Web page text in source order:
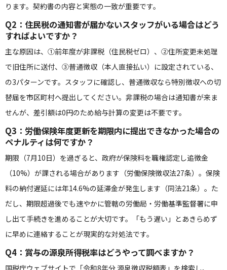
ります。契約書の内容と実態の一致が重要です。
Q2：住民税の通知書が届かないスタッフがいる場合はどう
すればよいですか？
主な原因は、①前年度が非課税（住民税ゼロ）、②住所変更未処理
で旧住所に送付、③普通徴収（本人直接払い）に設定されている、
の3パターンです。スタッフに確認し、普通徴収なら特別徴収への切
替届を市区町村へ提出してください。非課税の場合は通知書が来ま
せんが、差引額は0円のため給与計算の変更は不要です。
Q3：労働保険年度更新を期限内に提出できなかった場合の
ペナルティは何ですか？
期限（7月10日）を過ぎると、政府が保険料を職権認定し追徴金
（10%）が課される場合があります（労働保険徴収法27条）。保険
料の納付遅延には年14.6%の延滞金が発生します（同法21条）。た
だし、期限超過後でも速やかに管轄の労働局・労働基準監督署に申
し出て手続きを進めることが大切です。「もう遅い」とあきらめず
に早めに連絡することが現実的な対処法です。
Q4：賞与の源泉所得税率はどうやって調べますか？
国税庁ウェブサイトで「令和8年分 源泉徴収税額表」を検索し、